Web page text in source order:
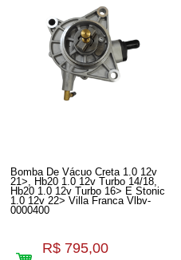
Bomba De Vácuo Creta 1.0 12v
21>, Hb20 1.0 12v Turbo 14/18,
Hb20 1.0 12v Turbo 16> E Stonic
1.0 12v 22> Villa Franca Vlbv-
0000400
R$ 795,00